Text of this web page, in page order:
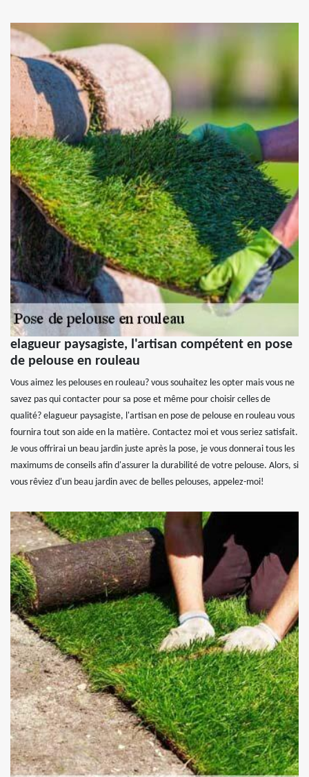
elagueur paysagiste, l'artisan compétent en pose
de pelouse en rouleau
Vous aimez les pelouses en rouleau? vous souhaitez les opter mais vous ne
savez pas qui contacter pour sa pose et même pour choisir celles de
qualité? elagueur paysagiste, l'artisan en pose de pelouse en rouleau vous
fournira tout son aide en la matière. Contactez moi et vous seriez satisfait.
Je vous offrirai un beau jardin juste après la pose, je vous donnerai tous les
maximums de conseils afin d'assurer la durabilité de votre pelouse. Alors, si
vous rêviez d'un beau jardin avec de belles pelouses, appelez-moi!